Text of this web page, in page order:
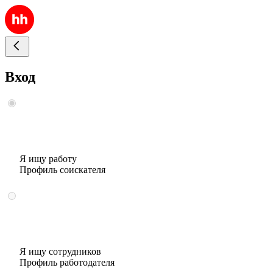
Вход
Я ищу работу
Профиль соискателя
Я ищу сотрудников
Профиль работодателя